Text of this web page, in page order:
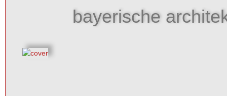
bayerische